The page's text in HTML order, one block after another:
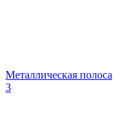
Металлическая полоса
3